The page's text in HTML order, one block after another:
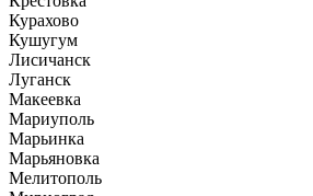
Курахово
Кушугум
Лисичанск
Луганск
Макеевка
Мариуполь
Марьинка
Марьяновка
Мелитополь